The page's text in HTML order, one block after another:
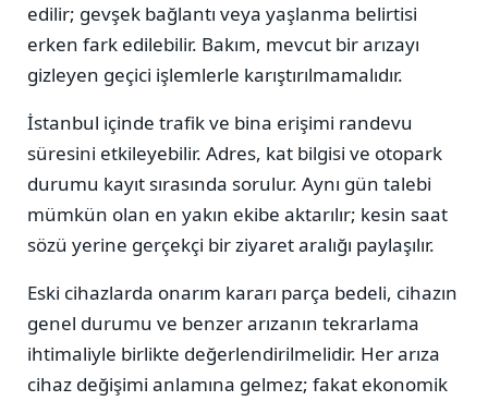
edilir; gevşek bağlantı veya yaşlanma belirtisi
erken fark edilebilir. Bakım, mevcut bir arızayı
gizleyen geçici işlemlerle karıştırılmamalıdır.
İstanbul içinde trafik ve bina erişimi randevu
süresini etkileyebilir. Adres, kat bilgisi ve otopark
durumu kayıt sırasında sorulur. Aynı gün talebi
mümkün olan en yakın ekibe aktarılır; kesin saat
sözü yerine gerçekçi bir ziyaret aralığı paylaşılır.
Eski cihazlarda onarım kararı parça bedeli, cihazın
genel durumu ve benzer arızanın tekrarlama
ihtimaliyle birlikte değerlendirilmelidir. Her arıza
cihaz değişimi anlamına gelmez; fakat ekonomik